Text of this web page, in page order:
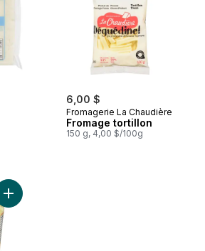
6,00 $
Fromagerie La Chaudière
Fromage tortillon
150 g, 4,00 $/100g
Ajouter Fromage tourbillon en saumure